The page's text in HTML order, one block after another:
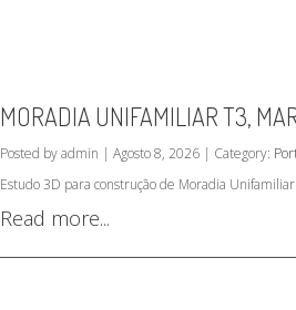
MORADIA UNIFAMILIAR T3,
Posted by admin | Agosto 8, 2026 | Category:
Estudo 3D para construção de Moradia
Read more...